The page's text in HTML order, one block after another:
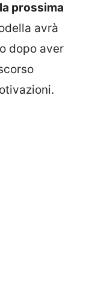
prossima
avrà
dopo aver